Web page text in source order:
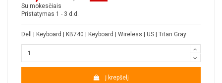
Su mokesčiais
Pristatymas 1 - 3 d.d.
Dell | Keyboard | KB740 | Keyboard | Wireless | US | Titan Gray
Į krepšelį